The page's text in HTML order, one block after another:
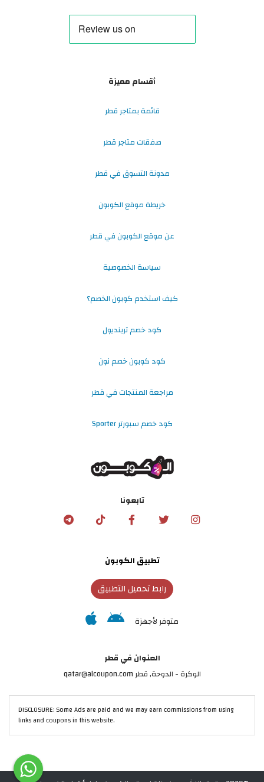
أقسام مميزة
قائمة بمتاجر قطر
صفقات متاجر قطر
مدونة التسوق في قطر
خريطة موقع الكوبون
عن موقع الكوبون في قطر
سياسة الخصوصية
كيف استخدم كوبون الخصم؟
كود خصم ترينديول
كود كوبون خصم نون
مراجعة المنتجات في قطر
كود خصم سبورتر Sporter
تابعونا
تطبيق الكوبون
رابط تحميل التطبيق
متوفر لأجهزة
العنوان في قطر
الوكرة - الدوحة, قطر qatar@alcoupon.com
DISCLOSURE: Some Ads are paid and we may earn commissions from using
links and coupons in this website.